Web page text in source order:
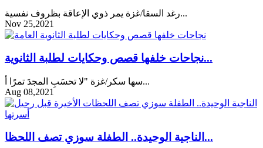
رغد السقا/غزة يمر ذوي الإعاقة بظروف نفسية...
Nov 25,2021
نجاحات خلفها قصص وحكايات لطلبة الثانوية...
سها سكر/غزة "لا تحسَبِ المجدَ تمرًا أ...
Aug 08,2021
الناجية الوحيدة.. الطفلة سوزي تصف اللحظا...